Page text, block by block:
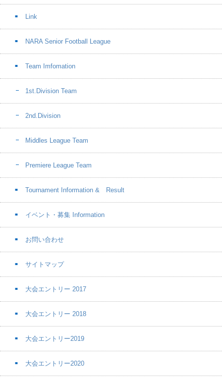
Link
NARA Senior Football League
Team Imfomation
1st.Division Team
2nd.Division
Middles League Team
Premiere League Team
Tournament Information & Result
イベント・募集 Information
お問い合わせ
サイトマップ
大会エントリー 2017
大会エントリー 2018
大会エントリー2019
大会エントリー2020